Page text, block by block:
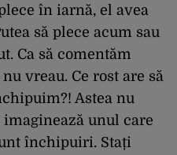
în iarnă, el avea
să plece acum sau
Ca să comentăm
vreau. Ce rost are să
Astea nu
unul care
închipuiri. Stați